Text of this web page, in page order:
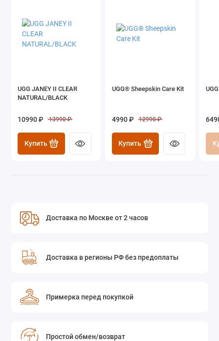
UGG JANEY II CLEAR
NATURAL/BLACK
10990 ₽ 13990 ₽
Купить
UGG® Sheepskin Care Kit
4990 ₽ 12990 ₽
Купить
Доставка по Москве от 2 часов
Доставка в регионы РФ без предоплаты
Примерка перед покупкой
Простой обмен/возврат